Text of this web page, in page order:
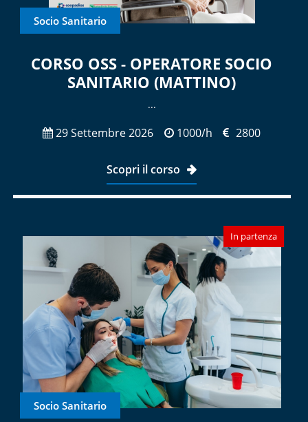
Socio Sanitario
CORSO OSS - OPERATORE SOCIO
SANITARIO (MATTINO)
...
29 Settembre 2026 1000/h 2800
Scopri il corso
In partenza
Socio Sanitario